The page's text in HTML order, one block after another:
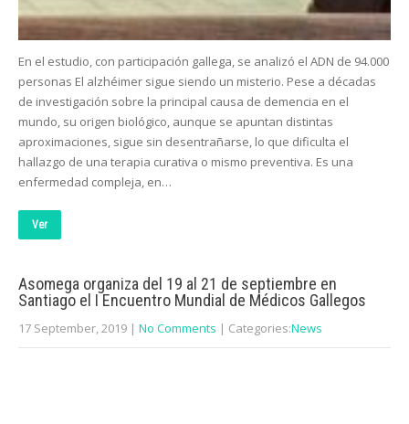
En el estudio, con participación gallega, se analizó el ADN de 94.000
personas El alzhéimer sigue siendo un misterio. Pese a décadas
de investigación sobre la principal causa de demencia en el
mundo, su origen biológico, aunque se apuntan distintas
aproximaciones, sigue sin desentrañarse, lo que dificulta el
hallazgo de una terapia curativa o mismo preventiva. Es una
enfermedad compleja, en…
Ver
Asomega organiza del 19 al 21 de septiembre en
Santiago el I Encuentro Mundial de Médicos Gallegos
17 September, 2019 | No Comments | Categories:News